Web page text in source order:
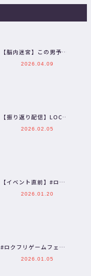
【脳内迷宮】この男予測
不能！クイズ泥酔不破
2026.04.09
【振り返り配信】LOCK
ON FLEEK GAME
2026.02.05
【イベント直前】#ロク
フリゲームフェスタ に向
2026.01.20
#ロクフリゲームフェス
タ 「Apex Legends」
2026.01.05